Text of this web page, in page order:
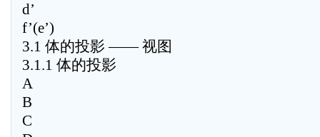
d’
f’(e’)
3.1 体的投影 —— 视图
3.1.1 体的投影
A
B
C